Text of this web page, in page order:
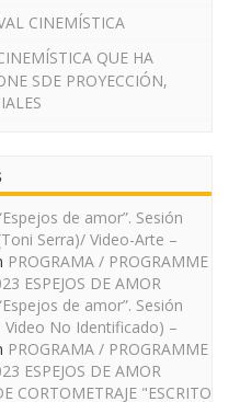
CINEMÍSTICA
QUE HA
SDE PROYECCIÓN,
de amor”. Sesión
Serra)/ Video-Arte –
PROGRAMA / PROGRAMME
ESPEJOS DE AMOR
de amor”. Sesión
No Identificado) –
PROGRAMA / PROGRAMME
ESPEJOS DE AMOR
CORTOMETRAJE "ESCRITO